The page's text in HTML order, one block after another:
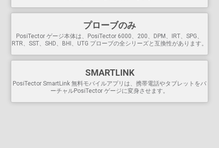
保存されたすべての測定値には、日付と時刻のスタンプ
多用途
オートログモードでは、ユーザーが選択した時間at 環境
フリップロック付き自動回転式ディスプレイ
PosiTectorDPM Lは、鋼構造物に取り付けて環境パラメ
プローブのみ
PosiTector ゲージ本体は、PosiTector 6000、200、DPM、IRT、SPG、
RTR、SST、SHD、BHI、UTG プローブの全シリーズと互換性があります。
SMARTLINK
PosiTector SmartLink 無料モバイルアプリは、携帯電話やタブレットをバ
ーチャルPosiTector ゲージに変身させます。